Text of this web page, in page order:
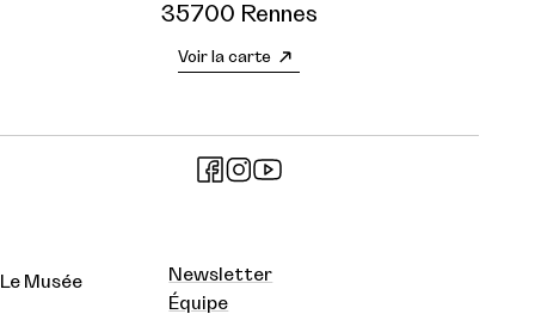
35700 Rennes
Voir la carte
Le Musée
Newsletter
Équipe